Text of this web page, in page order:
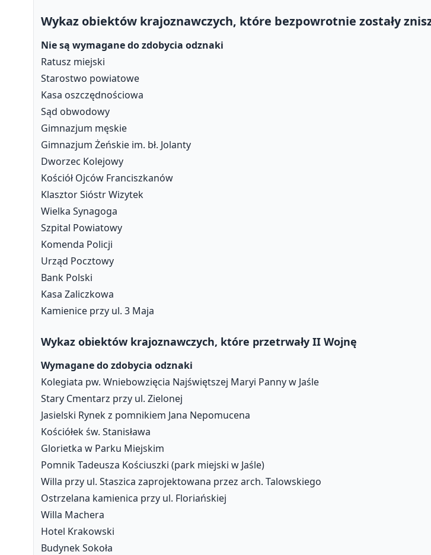
Wykaz obiektów krajoznawczych, które bezpowrotnie zostały
Nie są wymagane do zdobycia odznaki
Ratusz miejski
Starostwo powiatowe
Kasa oszczędnościowa
Sąd obwodowy
Gimnazjum męskie
Gimnazjum Żeńskie im. bł. Jolanty
Dworzec Kolejowy
Kościół Ojców Franciszkanów
Klasztor Sióstr Wizytek
Wielka Synagoga
Szpital Powiatowy
Komenda Policji
Urząd Pocztowy
Bank Polski
Kasa Zaliczkowa
Kamienice przy ul. 3 Maja
Wykaz obiektów krajoznawczych, które przetrwały II Wojnę
Wymagane do zdobycia odznaki
Kolegiata pw. Wniebowzięcia Najświętszej Maryi Panny w Jaśle
Stary Cmentarz przy ul. Zielonej
Jasielski Rynek z pomnikiem Jana Nepomucena
Kościółek św. Stanisława
Glorietka w Parku Miejskim
Pomnik Tadeusza Kościuszki (park miejski w Jaśle)
Willa przy ul. Staszica zaprojektowana przez arch. Talowskiego
Ostrzelana kamienica przy ul. Floriańskiej
Willa Machera
Hotel Krakowski
Budynek Sokoła